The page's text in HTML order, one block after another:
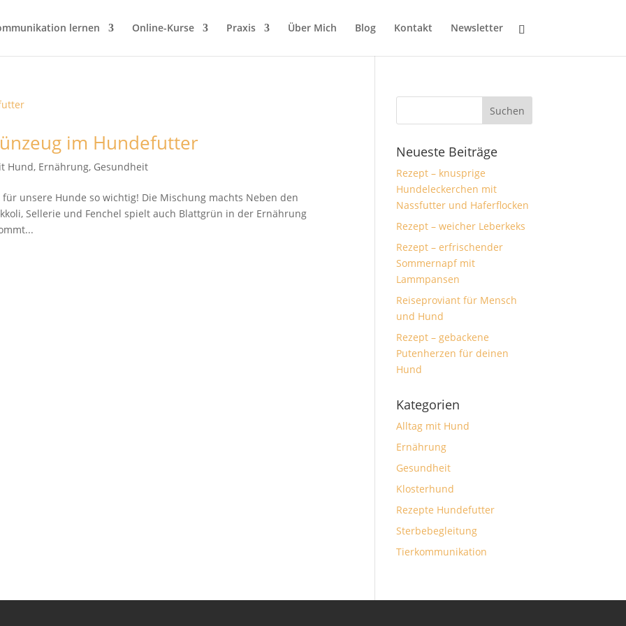
lernen Online-Kurse Praxis Über Mich Blog Kontakt Newsletter
im Hundefutter
Hund, Ernährung, Gesundheit
unsere Hunde so wichtig! Die Mischung machts Neben den
Sellerie und Fenchel spielt auch Blattgrün in der Ernährung
Neueste Beiträge
Rezept – knusprige
Hundeleckerchen mit
Nassfutter und Haferflocken
Rezept – weicher Leberkeks
Rezept – erfrischender
Sommernapf mit
Lammpansen
Reiseproviant für Mensch
und Hund
Rezept – gebackene
Putenherzen für deinen
Hund
Kategorien
Alltag mit Hund
Ernährung
Gesundheit
Klosterhund
Rezepte Hundefutter
Sterbebegleitung
Tierkommunikation